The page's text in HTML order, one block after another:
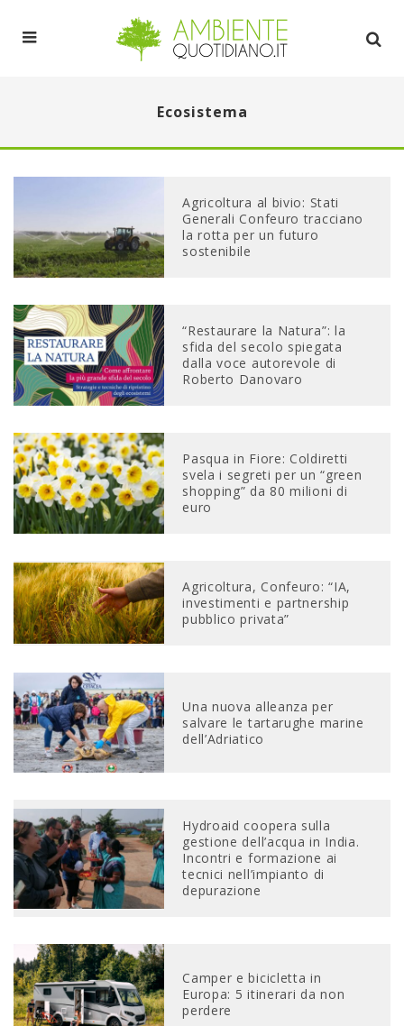
Ecosistema
Agricoltura al bivio: Stati
Generali Confeuro tracciano
la rotta per un futuro
sostenibile
“Restaurare la Natura”: la
sfida del secolo spiegata
dalla voce autorevole di
Roberto Danovaro
Pasqua in Fiore: Coldiretti
svela i segreti per un “green
shopping” da 80 milioni di
euro
Agricoltura, Confeuro: “IA,
investimenti e partnership
pubblico privata”
Una nuova alleanza per
salvare le tartarughe marine
dell’Adriatico
Hydroaid coopera sulla
gestione dell’acqua in India.
Incontri e formazione ai
tecnici nell’impianto di
depurazione
Camper e bicicletta in
Europa: 5 itinerari da non
perdere